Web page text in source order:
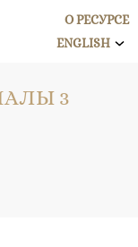
О РЕСУРСЕ
ENGLISH
3